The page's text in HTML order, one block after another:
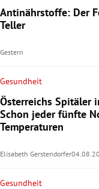
Antinährstoffe: Der
Teller
Gestern
Gesundheit
Österreichs Spitäler
Schon jeder fünfte
Temperaturen
Elisabeth Gerstendorfer
Gesundheit